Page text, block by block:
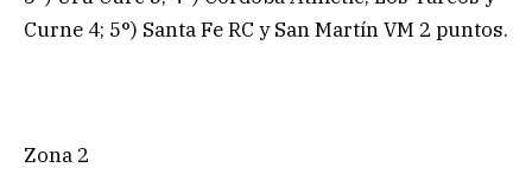
Curne 4; 5°) Santa Fe RC y San Martín VM 2 puntos.
Zona 2